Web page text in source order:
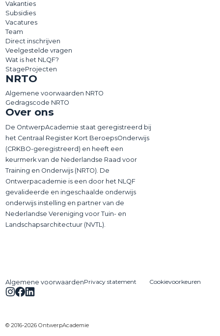
Vakanties
Subsidies
Vacatures
Team
Direct inschrijven
Veelgestelde vragen
Wat is het NLQF?
StageProjecten
NRTO
Algemene voorwaarden NRTO
Gedragscode NRTO
Over ons
De OntwerpAcademie staat geregistreerd bij
het Centraal Register Kort BeroepsOnderwijs
(CRKBO-geregistreerd) en heeft een
keurmerk van de Nederlandse Raad voor
Training en Onderwijs (NRTO). De
Ontwerpacademie is een door het NLQF
gevalideerde en ingeschaalde onderwijs
onderwijs instelling en partner van de
Nederlandse Vereniging voor Tuin- en
Landschapsarchitectuur (NVTL).
Algemene voorwaardenPrivacy statement Cookievoorkeuren
© 2016-2026 OntwerpAcademie